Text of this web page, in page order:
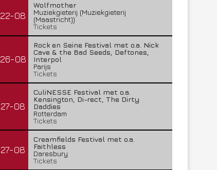
22-08
Wolfmother
Muziekgieterij (Muziekgieterij
(Maastricht))
Tickets
26-08
Rock en Seine Festival met o.a. Nick
Cave & the Bad Seeds, Deftones,
Interpol
Parijs
Tickets
27-08
CuliNESSE Festival met o.a.
Kensington, Di-rect, The Dirty
Daddies
Rotterdam
Tickets
27-08
Creamfields Festival met o.a.
Faithless
Daresbury
Tickets